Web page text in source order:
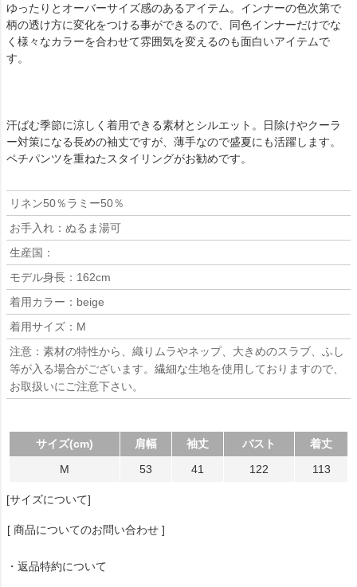
ゆったりとオーバーサイズ感のあるアイテム。インナーの色次第で
柄の透け方に変化をつける事ができるので、同色インナーだけでな
く様々なカラーを合わせて雰囲気を変えるのも面白いアイテムで
す。
汗ばむ季節に涼しく着用できる素材とシルエット。日除けやクーラ
ー対策になる長めの袖丈ですが、薄手なので盛夏にも活躍します。
ペチパンツを重ねたスタイリングがお勧めです。
リネン50％ラミー50％
お手入れ：ぬるま湯可
生産国：
モデル身長：162cm
着用カラー：beige
着用サイズ：M
注意：素材の特性から、織りムラやネップ、大きめのスラブ、ふし
等が入る場合がございます。繊細な生地を使用しておりますので、
お取扱いにご注意下さい。
サイズ(cm) 肩幅 袖丈 バスト
着丈
M
53 41 122 113
[サイズについて]
[ 商品についてのお問い合わせ ]
・返品特約について